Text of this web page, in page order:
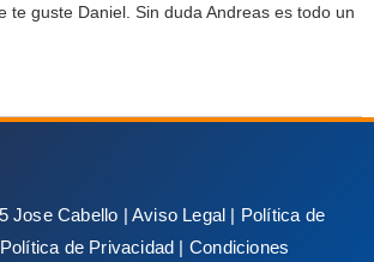
te guste Daniel. Sin duda Andreas es todo un
Jose Cabello | Aviso Legal | Política de
Política de Privacidad | Condiciones